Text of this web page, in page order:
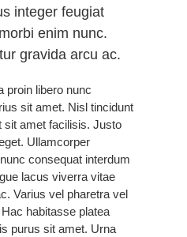
integer feugiat
enim nunc.
gravida arcu ac.
proin libero nunc
sit amet. Nisl tincidunt
sit amet facilisis. Justo
Ullamcorper
consequat interdum
lacus viverra vitae
Varius vel pharetra vel
habitasse platea
purus sit amet. Urna